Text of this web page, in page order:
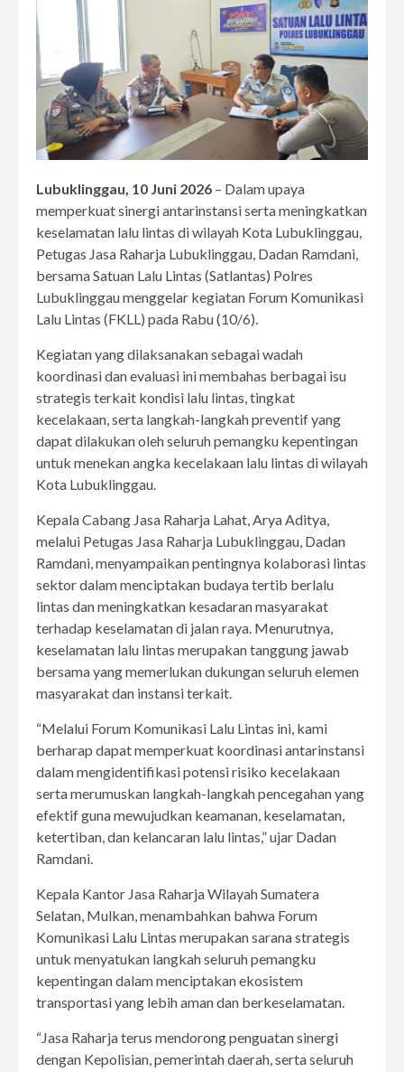
Lubuklinggau, 10 Juni 2026 – Dalam upaya
memperkuat sinergi antarinstansi serta meningkatkan
keselamatan lalu lintas di wilayah Kota Lubuklinggau,
Petugas Jasa Raharja Lubuklinggau, Dadan Ramdani,
bersama Satuan Lalu Lintas (Satlantas) Polres
Lubuklinggau menggelar kegiatan Forum Komunikasi
Lalu Lintas (FKLL) pada Rabu (10/6).
Kegiatan yang dilaksanakan sebagai wadah
koordinasi dan evaluasi ini membahas berbagai isu
strategis terkait kondisi lalu lintas, tingkat
kecelakaan, serta langkah-langkah preventif yang
dapat dilakukan oleh seluruh pemangku kepentingan
untuk menekan angka kecelakaan lalu lintas di wilayah
Kota Lubuklinggau.
Kepala Cabang Jasa Raharja Lahat, Arya Aditya,
melalui Petugas Jasa Raharja Lubuklinggau, Dadan
Ramdani, menyampaikan pentingnya kolaborasi lintas
sektor dalam menciptakan budaya tertib berlalu
lintas dan meningkatkan kesadaran masyarakat
terhadap keselamatan di jalan raya. Menurutnya,
keselamatan lalu lintas merupakan tanggung jawab
bersama yang memerlukan dukungan seluruh elemen
masyarakat dan instansi terkait.
“Melalui Forum Komunikasi Lalu Lintas ini, kami
berharap dapat memperkuat koordinasi antarinstansi
dalam mengidentifikasi potensi risiko kecelakaan
serta merumuskan langkah-langkah pencegahan yang
efektif guna mewujudkan keamanan, keselamatan,
ketertiban, dan kelancaran lalu lintas,” ujar Dadan
Ramdani.
Kepala Kantor Jasa Raharja Wilayah Sumatera
Selatan, Mulkan, menambahkan bahwa Forum
Komunikasi Lalu Lintas merupakan sarana strategis
untuk menyatukan langkah seluruh pemangku
kepentingan dalam menciptakan ekosistem
transportasi yang lebih aman dan berkeselamatan.
“Jasa Raharja terus mendorong penguatan sinergi
dengan Kepolisian, pemerintah daerah, serta seluruh